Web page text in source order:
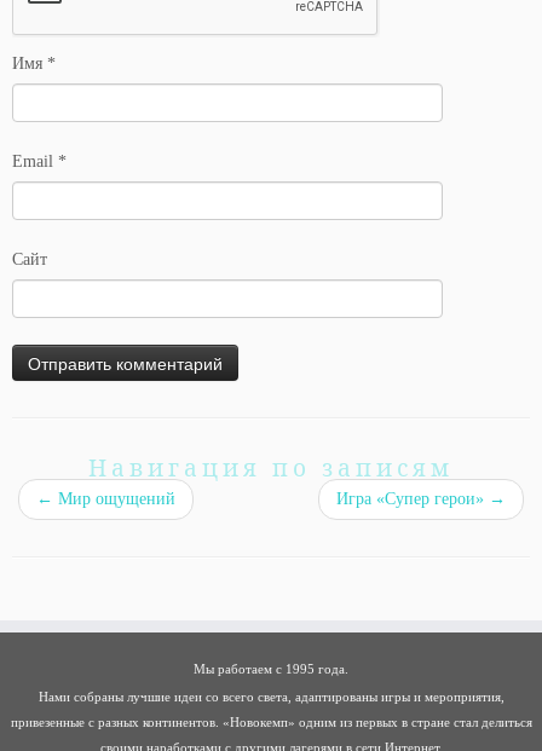
Имя *
Email *
Сайт
Навигация по записям
← Мир ощущений Игра «Супер герои» →
Мы работаем с 1995 года.
Нами собраны лучшие идеи со всего света, адаптированы игры и мероприятия,
привезенные с разных континентов. «Новокемп» одним из первых в стране стал делиться
своими наработками с другими лагерями в сети Интернет.